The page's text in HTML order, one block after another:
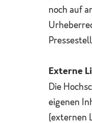
noch auf
Externe
Die
eigenen
(externen